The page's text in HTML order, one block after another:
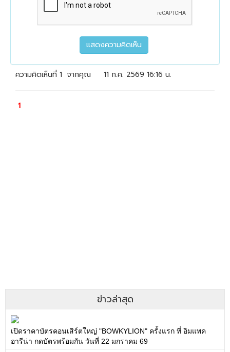
ข่าวล่าสุด
เปิดราคาบัตรคอนเสิร์ตใหญ่ "BOWKYLION" ครั้งแรก ที่ อิมแพค
อารีน่า กดบัตรพร้อมกัน วันที่ 22 มกราคม 69